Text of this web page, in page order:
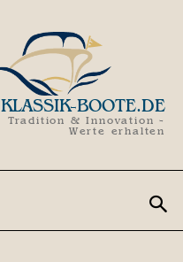
KLASSIK-BOOTE.DE
Tradition & Innovation -
Werte erhalten